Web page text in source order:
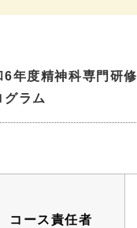
6年度精神科専門研修
グラム
コース責任者